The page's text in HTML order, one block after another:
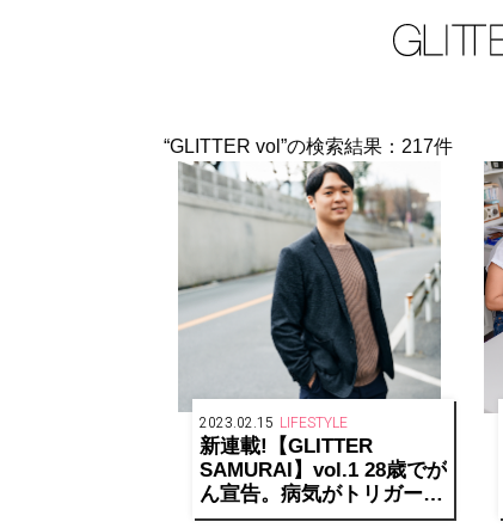
“GLITTER vol”の検索結果：217件
2023.02.15 LIFESTYLE
新連載!【GLITTER
SAMURAI】vol.1 28歳でが
ん宣告。病気がトリガーと
なり始めた日本酒ビジネス